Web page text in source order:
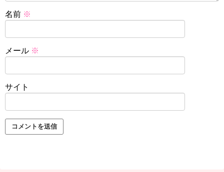
名前 ※
メール ※
サイト